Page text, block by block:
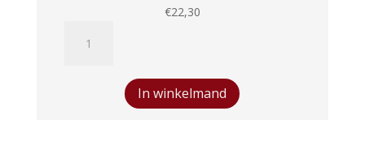
€22,30
Sylvaner
In winkelmand